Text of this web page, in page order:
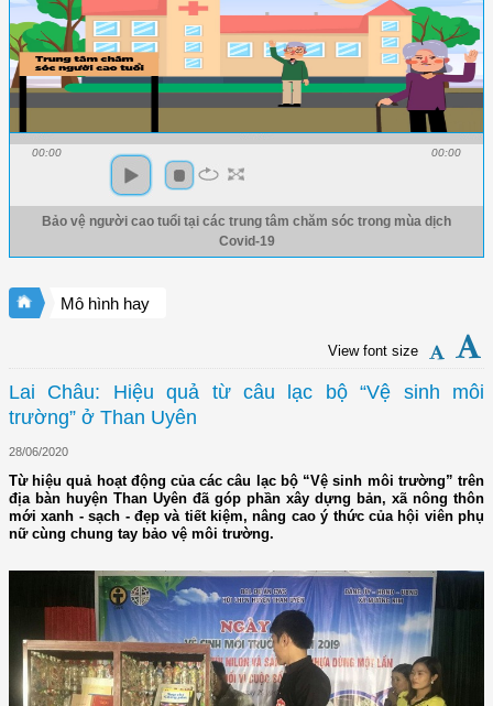
00:00 00:00
Bảo vệ người cao tuổi tại các trung tâm chăm sóc trong mùa dịch
Covid-19
Mô hình hay
View font size
Lai Châu: Hiệu quả từ câu lạc bộ “Vệ sinh môi
trường” ở Than Uyên
28/06/2020
Từ hiệu quả hoạt động của các câu lạc bộ “Vệ sinh môi trường” trên
địa bàn huyện Than Uyên đã góp phần xây dựng bản, xã nông thôn
mới xanh - sạch - đẹp và tiết kiệm, nâng cao ý thức của hội viên phụ
nữ cùng chung tay bảo vệ môi trường.